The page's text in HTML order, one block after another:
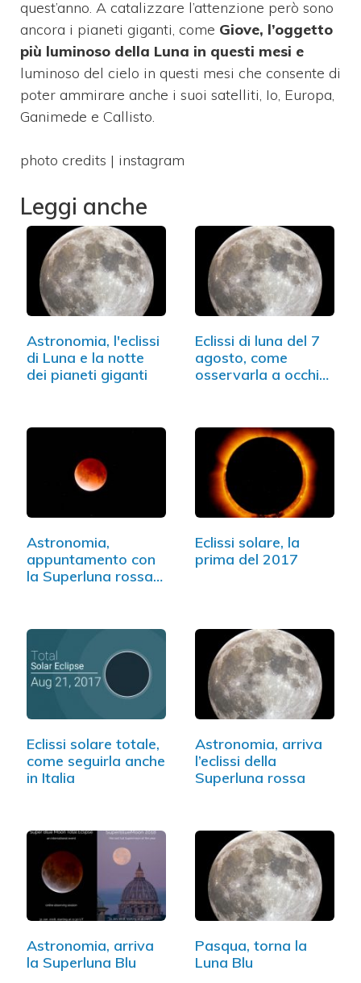
quest’anno. A catalizzare l’attenzione però sono
ancora i pianeti giganti, come Giove, l’oggetto
più luminoso della Luna in questi mesi e
luminoso del cielo in questi mesi che consente di
poter ammirare anche i suoi satelliti, Io, Europa,
Ganimede e Callisto.
photo credits | instagram
Leggi anche
Astronomia, l'eclissi
di Luna e la notte
dei pianeti giganti
Eclissi di luna del 7
agosto, come
osservarla a occhio
Astronomia,
appuntamento con
la Superluna rossa e
Eclissi solare, la
prima del 2017
Eclissi solare totale,
come seguirla anche
in Italia
Astronomia, arriva
l’eclissi della
Superluna rossa
Astronomia, arriva
la Superluna Blu
Pasqua, torna la
Luna Blu